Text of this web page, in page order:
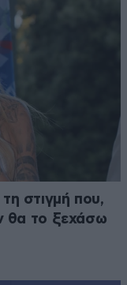
στιγμή που,
θα το ξεχάσω